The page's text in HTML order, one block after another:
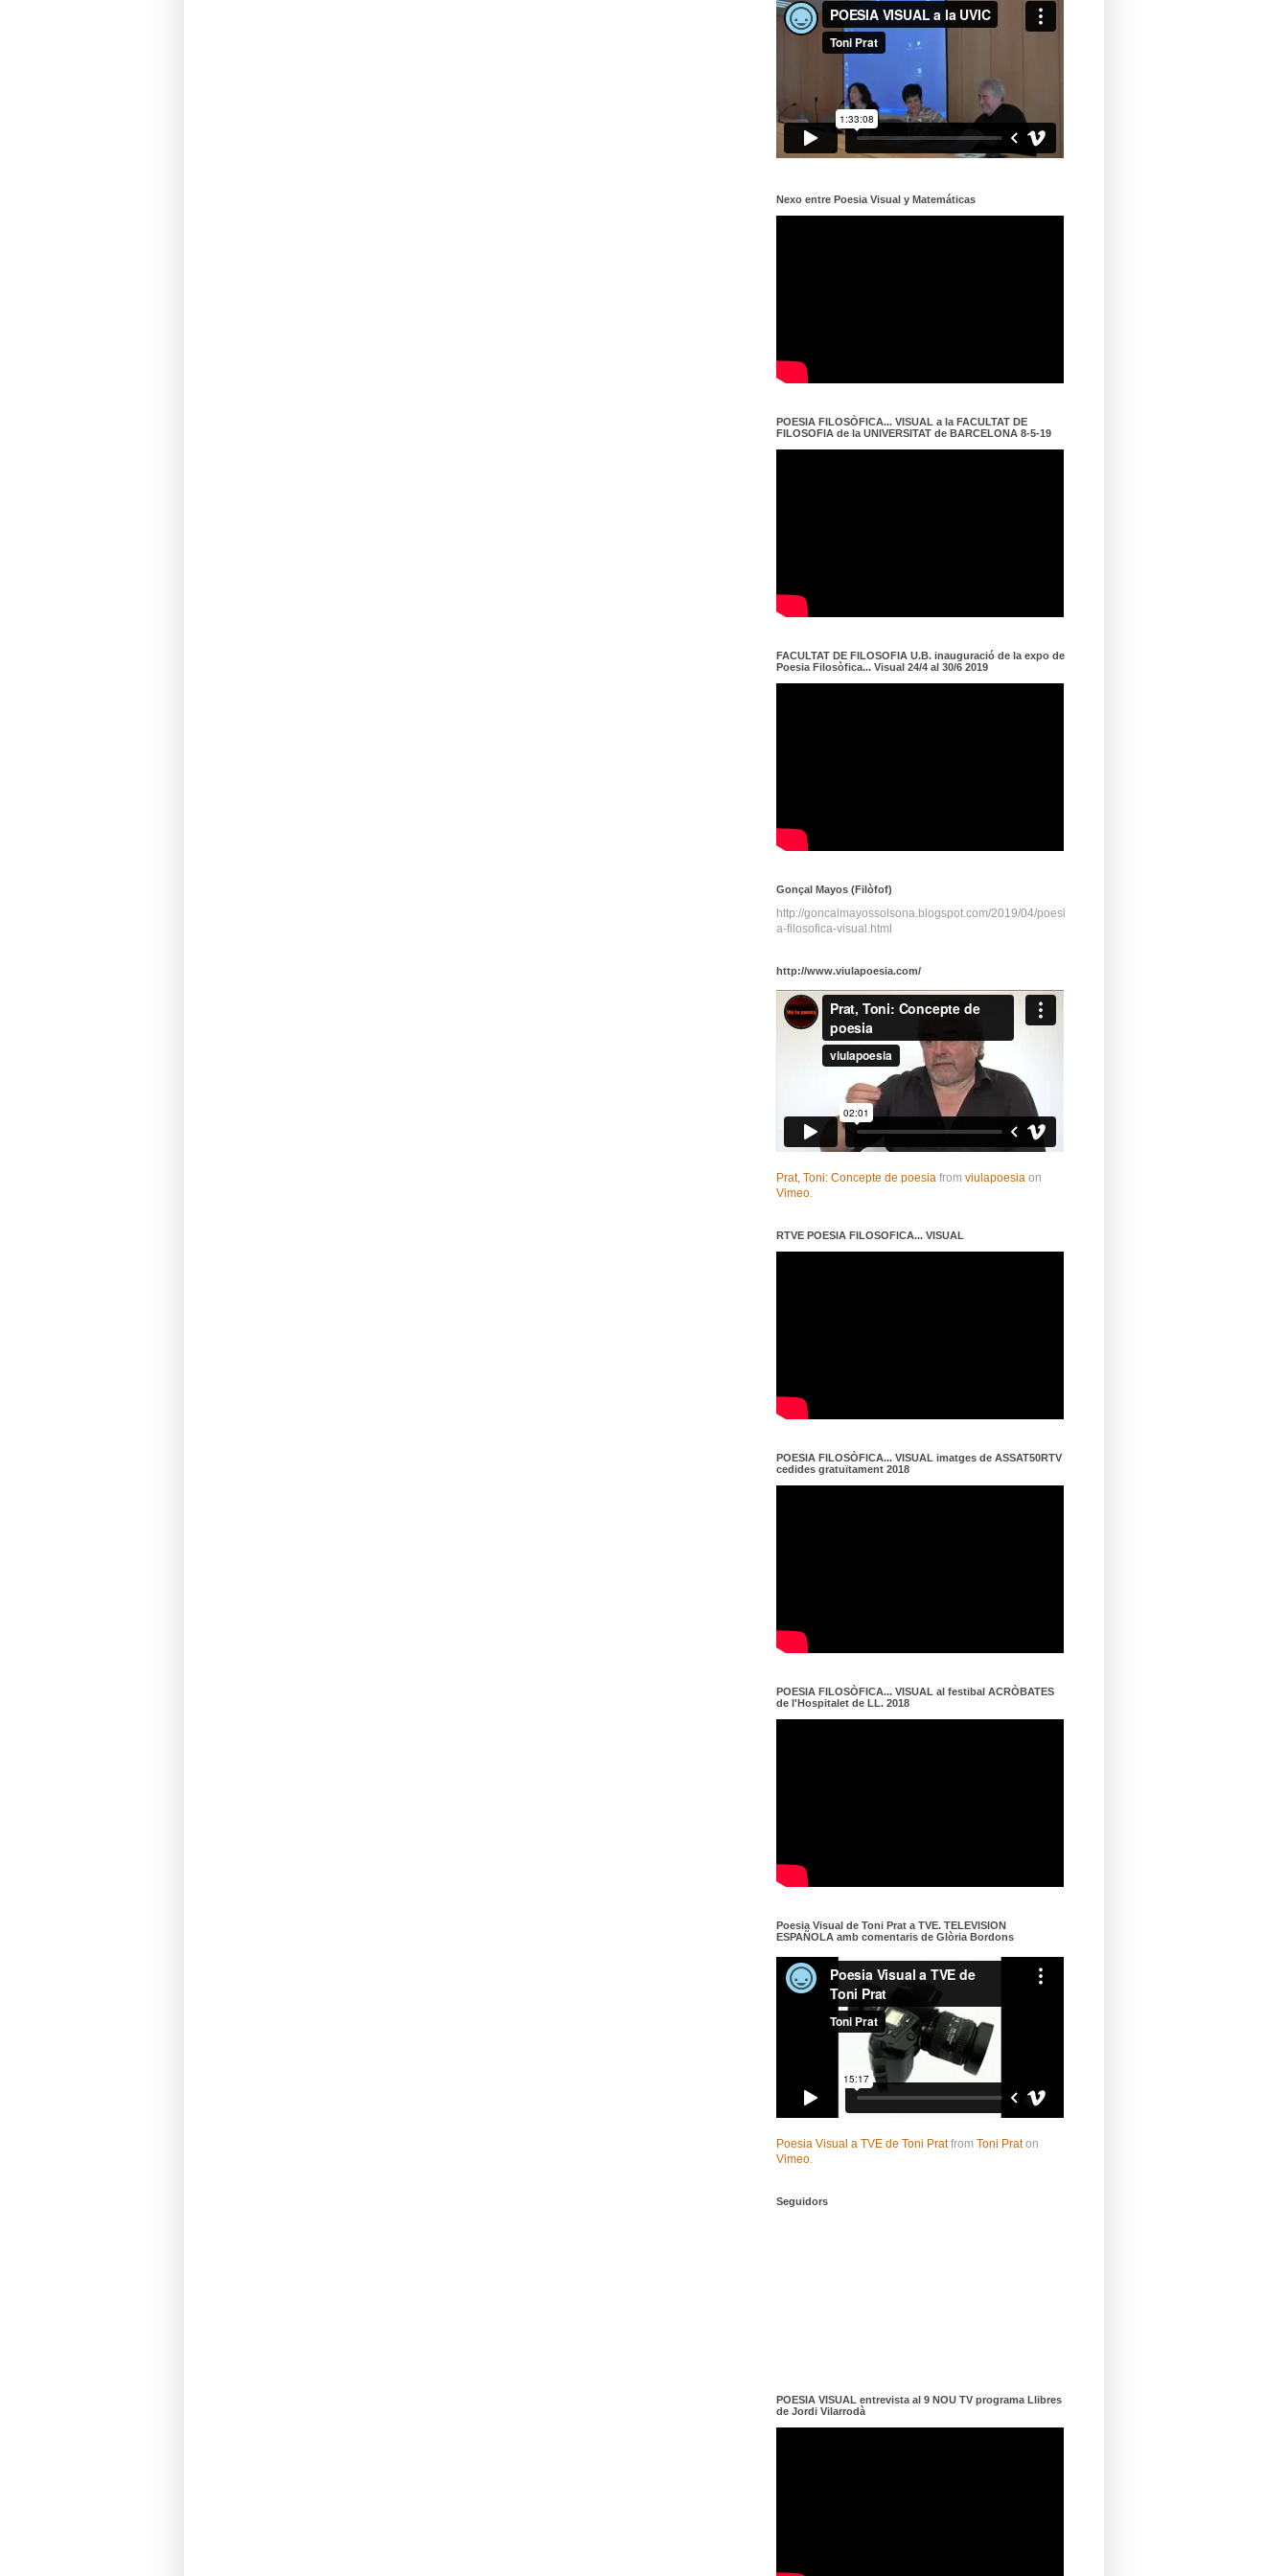
Nexo entre Poesia Visual y Matemáticas
POESIA FILOSÒFICA... VISUAL a la FACULTAT DE
FILOSOFIA de la UNIVERSITAT de BARCELONA 8-5-19
FACULTAT DE FILOSOFIA U.B. inauguració de la expo de
Poesia Filosòfica... Visual 24/4 al 30/6 2019
Gonçal Mayos (Filòfof)
http://goncalmayossolsona.blogspot.com/2019/04/poesi
a-filosofica-visual.html
http://www.viulapoesia.com/
Prat, Toni: Concepte de poesia from viulapoesia on
Vimeo.
RTVE POESIA FILOSOFICA... VISUAL
POESIA FILOSÒFICA... VISUAL imatges de ASSAT50RTV
cedides gratuïtament 2018
POESIA FILOSÒFICA... VISUAL al festibal ACRÒBATES
de l'Hospitalet de LL. 2018
Poesia Visual de Toni Prat a TVE. TELEVISION
ESPAÑOLA amb comentaris de Glòria Bordons
Poesia Visual a TVE de Toni Pratfrom Toni Praton
Vimeo.
Seguidors
POESIA VISUAL entrevista al 9 NOU TV programa Llibres
de Jordi Vilarrodà